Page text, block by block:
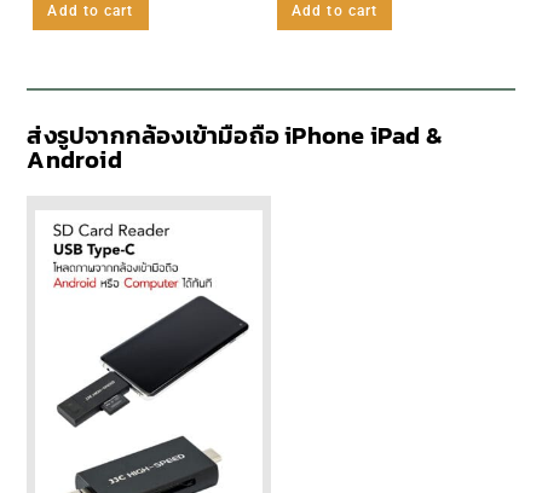
Add to cart Add to cart
ส่งรูปจากกล้องเข้ามือถือ iPhone iPad &
Android